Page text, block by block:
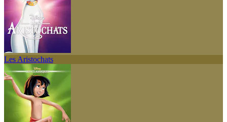
Les Aristochats